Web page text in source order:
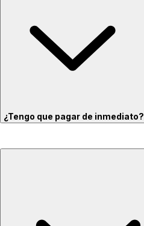
¿Tengo que pagar de inmediato?